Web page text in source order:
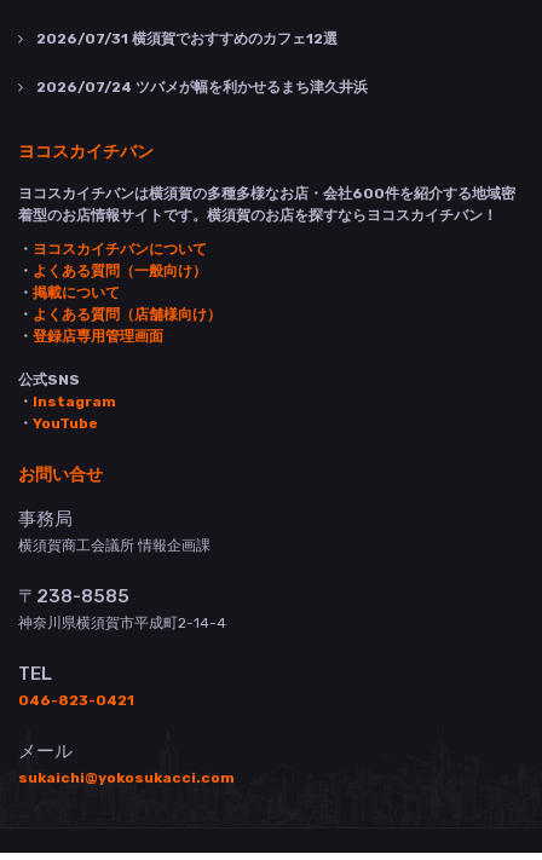
2026/07/31 横須賀でおすすめのカフェ12選
2026/07/24 ツバメが幅を利かせるまち津久井浜
ヨコスカイチバン
ヨコスカイチバンは横須賀の多種多様なお店・会社600件を紹介する地域密
着型のお店情報サイトです。横須賀のお店を探すならヨコスカイチバン！
・ ヨコスカイチバンについて
・ よくある質問（一般向け）
・ 掲載について
・ よくある質問（店舗様向け）
・ 登録店専用管理画面
公式SNS
・ Instagram
・ YouTube
お問い合せ
事務局
横須賀商工会議所 情報企画課
〒238-8585
神奈川県横須賀市平成町2-14-4
TEL
046-823-0421
メール
sukaichi@yokosukacci.com